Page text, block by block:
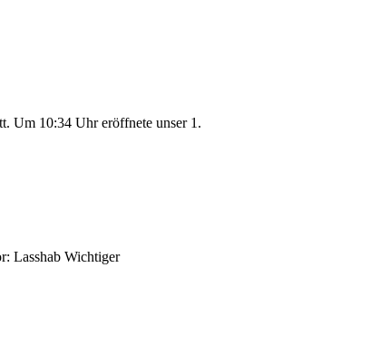
Um 10:34 Uhr eröffnete unser 1.
Lasshab Wichtiger